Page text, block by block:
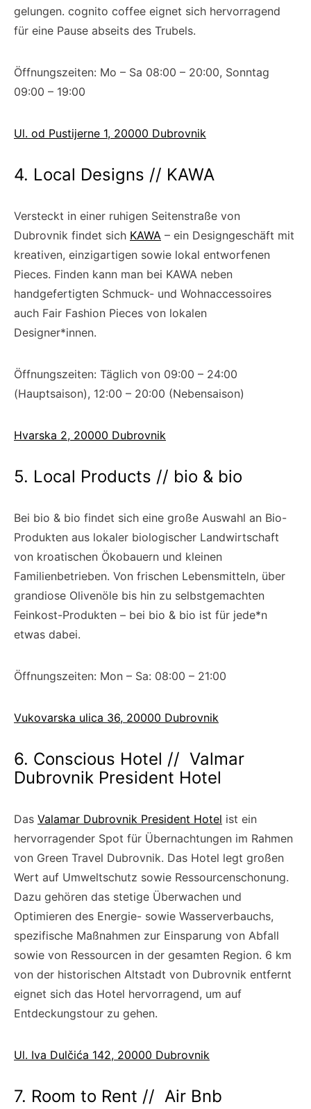
gelungen. cognito coffee eignet sich hervorragend
für eine Pause abseits des Trubels.
Öffnungszeiten: Mo – Sa 08:00 – 20:00, Sonntag
09:00 – 19:00
Ul. od Pustijerne 1, 20000 Dubrovnik
4. Local Designs // KAWA
Versteckt in einer ruhigen Seitenstraße von
Dubrovnik findet sich KAWA – ein Designgeschäft mit
kreativen, einzigartigen sowie lokal entworfenen
Pieces. Finden kann man bei KAWA neben
handgefertigten Schmuck- und Wohnaccessoires
auch Fair Fashion Pieces von lokalen
Designer*innen.
Öffnungszeiten: Täglich von 09:00 – 24:00
(Hauptsaison), 12:00 – 20:00 (Nebensaison)
Hvarska 2, 20000 Dubrovnik
5. Local Products // bio & bio
Bei bio & bio findet sich eine große Auswahl an Bio-
Produkten aus lokaler biologischer Landwirtschaft
von kroatischen Ökobauern und kleinen
Familienbetrieben. Von frischen Lebensmitteln, über
grandiose Olivenöle bis hin zu selbstgemachten
Feinkost-Produkten – bei bio & bio ist für jede*n
etwas dabei.
Öffnungszeiten: Mon – Sa: 08:00 – 21:00
Vukovarska ulica 36, 20000 Dubrovnik
6. Conscious Hotel // Valmar
Dubrovnik President Hotel
Das Valamar Dubrovnik President Hotel ist ein
hervorragender Spot für Übernachtungen im Rahmen
von Green Travel Dubrovnik. Das Hotel legt großen
Wert auf Umweltschutz sowie Ressourcenschonung.
Dazu gehören das stetige Überwachen und
Optimieren des Energie- sowie Wasserverbauchs,
spezifische Maßnahmen zur Einsparung von Abfall
sowie von Ressourcen in der gesamten Region. 6 km
von der historischen Altstadt von Dubrovnik entfernt
eignet sich das Hotel hervorragend, um auf
Entdeckungstour zu gehen.
Ul. Iva Dulčića 142, 20000 Dubrovnik
7. Room to Rent // Air Bnb